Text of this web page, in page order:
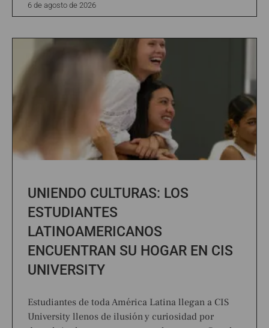
6 de agosto de 2026
UNIENDO CULTURAS: LOS
ESTUDIANTES
LATINOAMERICANOS
ENCUENTRAN SU HOGAR EN CIS
UNIVERSITY
Estudiantes de toda América Latina llegan a CIS
University llenos de ilusión y curiosidad por